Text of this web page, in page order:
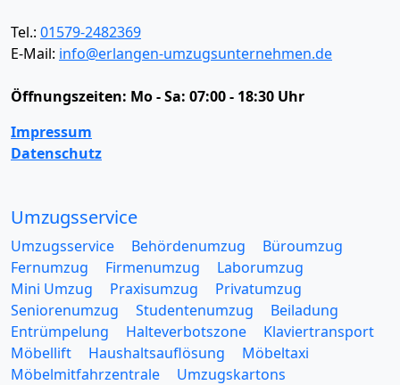
Tel.: 01579-2482369
E-Mail: info@erlangen-umzugsunternehmen.de
Öffnungszeiten: Mo - Sa: 07:00 - 18:30 Uhr
Impressum
Datenschutz
Umzugsservice
Umzugsservice Behördenumzug
Büroumzug
Fernumzug
Firmenumzug
Laborumzug
Mini Umzug
Praxisumzug
Privatumzug
Seniorenumzug
Studentenumzug
Beiladung
Entrümpelung
Halteverbotszone
Klaviertransport
Möbellift
Haushaltsauflösung
Möbeltaxi
Möbelmitfahrzentrale
Umzugskartons